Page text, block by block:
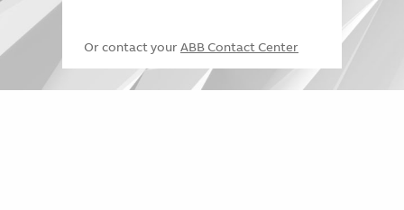
Or contact your ABB Contact Center